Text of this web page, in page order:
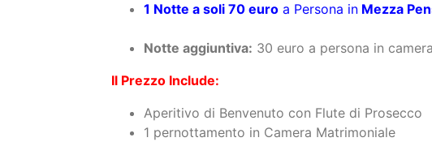
1 Notte a soli 70 euro a Persona in Mezza
Notte aggiuntiva: 30 euro a persona in
Il Prezzo Include:
Aperitivo di Benvenuto con Flute di Prosecco
1 pernottamento in Camera Matrimoniale